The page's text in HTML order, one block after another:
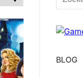
naar:
BLOG